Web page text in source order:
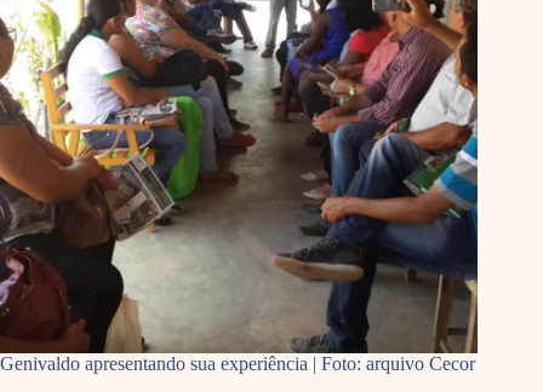
Genivaldo apresentando sua experiência | Foto: arquivo Cecor